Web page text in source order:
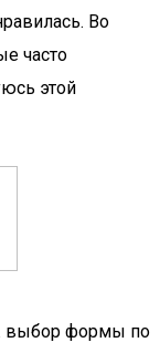
Во
часто
этой
выбор формы по